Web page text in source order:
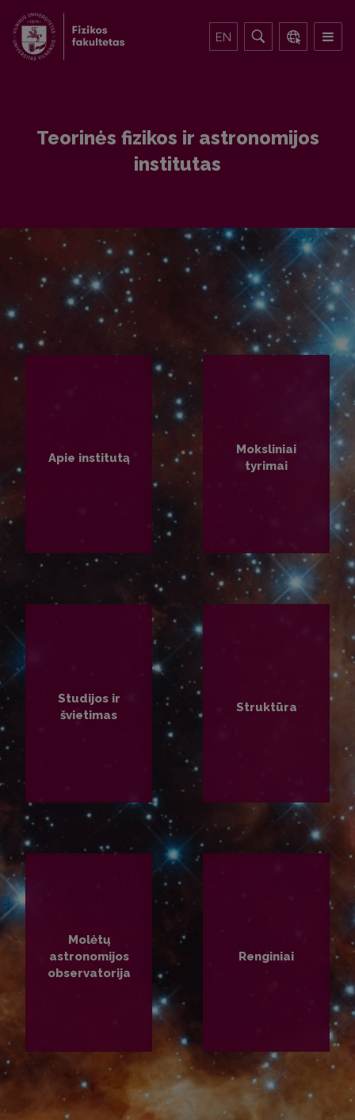
EN
Teorinės fizikos ir astronomijos
institutas
Apie institutą
Moksliniai
tyrimai
Studijos ir
švietimas
Struktūra
Molėtų
astronomijos
observatorija
Renginiai